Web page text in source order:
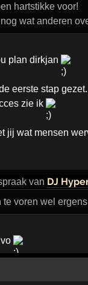
hartstikke voor!
wat anderen
plan dirkjan
eerste stap
zie ik
jij wat mensen
van DJ
te voren wel